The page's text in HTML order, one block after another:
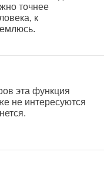
точнее
к
эта функция
не интересуются